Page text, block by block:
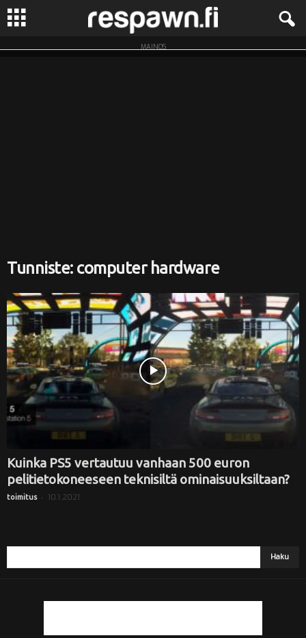
R
MAINOS
Tunniste: computer hardware
Kuinka PS5 vertautuu vanhaan 500 euron
pelitietokoneeseen teknisiltä ominaisuuksiltaan?
toimitus - 10.1.2021